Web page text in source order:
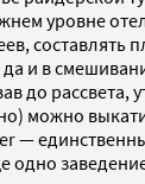
уровне
составлять
и в
до рассвета,
можно
—
одно